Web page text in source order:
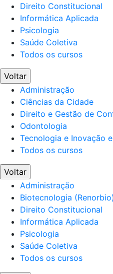
Direito Constitucional
Informática Aplicada
Psicologia
Saúde Coletiva
Todos os cursos
Voltar
Administração
Ciências da Cidade
Direito e Gestão de
Odontologia
Tecnologia e Inovação
Todos os cursos
Voltar
Administração
Biotecnologia (Renorbio)
Direito Constitucional
Informática Aplicada
Psicologia
Saúde Coletiva
Todos os cursos